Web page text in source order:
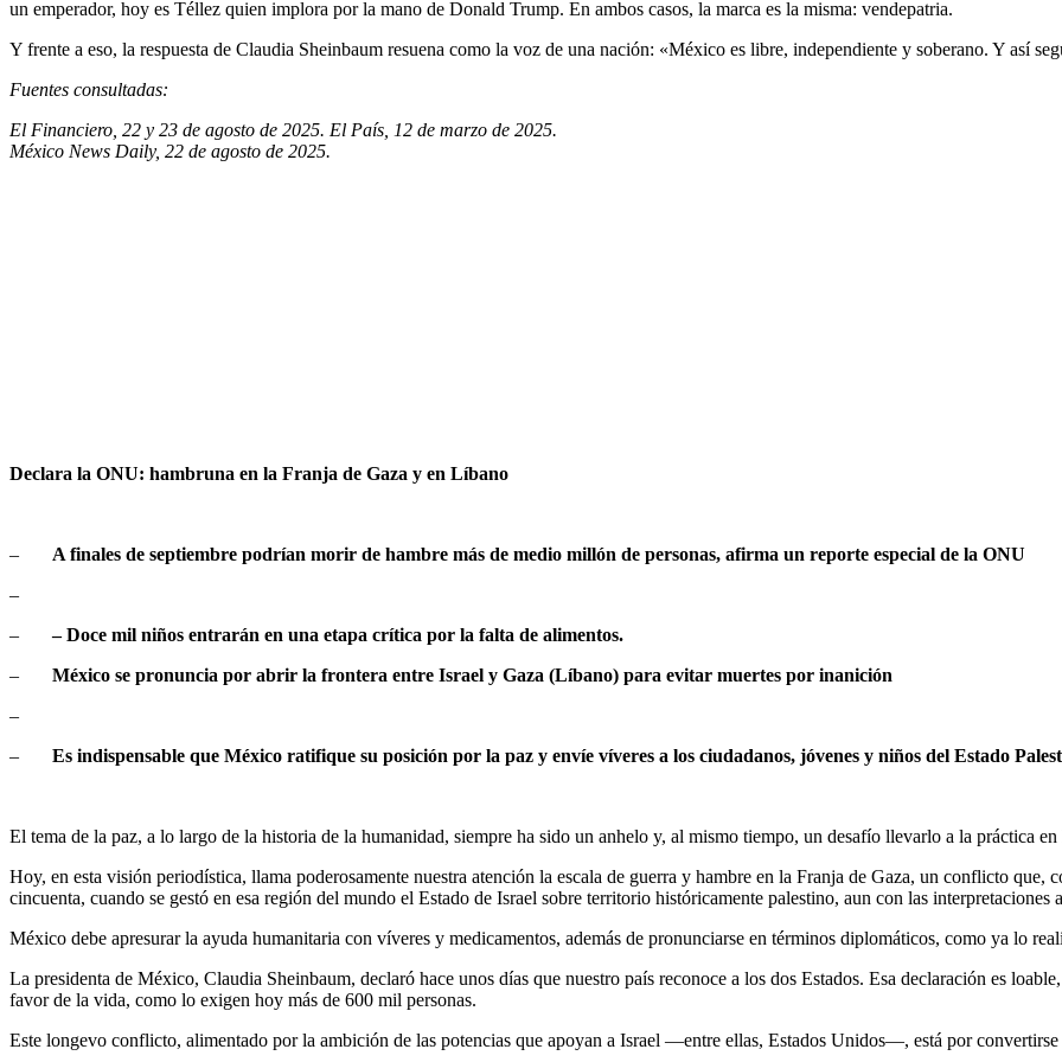
un emperador, hoy es Téllez quien implora por la mano de Donald Trump. En ambos casos, la marca es la misma: vendepatria.
Y frente a eso, la respuesta de Claudia Sheinbaum resuena como la voz de una nación: «México es libre, independiente y soberano. Y así
Fuentes consultadas:
El Financiero, 22 y 23 de agosto de 2025. El País, 12 de marzo de 2025.
México News Daily, 22 de agosto de 2025.
Declara la ONU: hambruna en la Franja de Gaza y en Líbano
– A finales de septiembre podrían morir de hambre más de medio millón de personas, afirma un reporte especial de la ONU
–
–– Doce mil niños entrarán en una etapa crítica por la falta de alimentos.
– México se pronuncia por abrir la frontera entre Israel y Gaza (Líbano) para evitar muertes por inanición
–
– Es indispensable que México ratifique su posición por la paz y envíe víveres a los ciudadanos, jóvenes y niños del Estado
El tema de la paz, a lo largo de la historia de la humanidad, siempre ha sido un anhelo y, al mismo tiempo, un desafío llevarlo a la práctica
Hoy, en esta visión periodística, llama poderosamente nuestra atención la escala de guerra y hambre en la Franja de Gaza, un conflicto que,
cincuenta, cuando se gestó en esa región del mundo el Estado de Israel sobre territorio históricamente palestino, aun con las interpretaciones
México debe apresurar la ayuda humanitaria con víveres y medicamentos, además de pronunciarse en términos diplomáticos, como ya lo
La presidenta de México, Claudia Sheinbaum, declaró hace unos días que nuestro país reconoce a los dos Estados. Esa declaración es
favor de la vida, como lo exigen hoy más de 600 mil personas.
Este longevo conflicto, alimentado por la ambición de las potencias que apoyan a Israel —entre ellas, Estados Unidos—, está por